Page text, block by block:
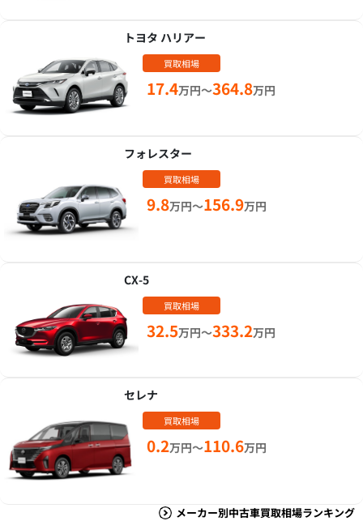
トヨタ ハリアー
買取相場
17.4万円～364.8万円
フォレスター
買取相場
9.8万円～156.9万円
CX-5
買取相場
32.5万円～333.2万円
セレナ
買取相場
0.2万円～110.6万円
メーカー別中古車買取相場ランキング